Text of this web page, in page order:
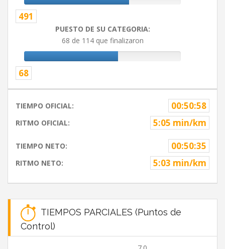
491
PUESTO DE SU CATEGORIA:
68 de 114 que finalizaron
68
TIEMPO OFICIAL: 00:50:58
RITMO OFICIAL: 5:05 min/km
TIEMPO NETO: 00:50:35
RITMO NETO: 5:03 min/km
TIEMPOS PARCIALES (Puntos de
Control)